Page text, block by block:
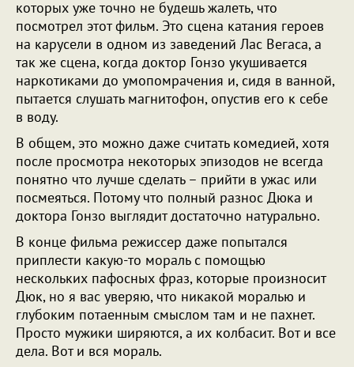
которых уже точно не будешь жалеть, что
посмотрел этот фильм. Это сцена катания героев
на карусели в одном из заведений Лас Вегаса, а
так же сцена, когда доктор Гонзо укушивается
наркотиками до умопомрачения и, сидя в ванной,
пытается слушать магнитофон, опустив его к себе
в воду.
В общем, это можно даже считать комедией, хотя
после просмотра некоторых эпизодов не всегда
понятно что лучше сделать – прийти в ужас или
посмеяться. Потому что полный разнос Дюка и
доктора Гонзо выглядит достаточно натурально.
В конце фильма режиссер даже попытался
приплести какую-то мораль с помощью
нескольких пафосных фраз, которые произносит
Дюк, но я вас уверяю, что никакой моралью и
глубоким потаенным смыслом там и не пахнет.
Просто мужики ширяются, а их колбасит. Вот и все
дела. Вот и вся мораль.